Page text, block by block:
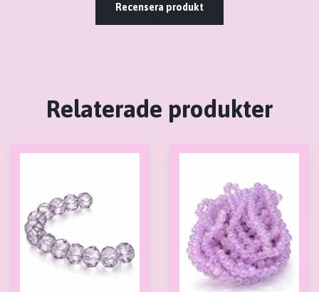
Recensera produkt
Relaterade produkter